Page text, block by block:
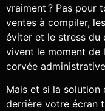
vraiment ? Pas pour
ventes à compiler,
éviter et le stress du
vivent le moment de
corvée
Mais et si la
derrière votre écran